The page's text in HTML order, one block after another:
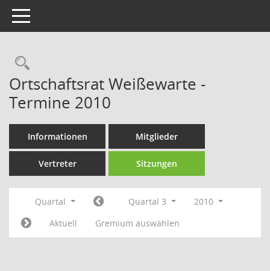
Toggle navigation
Rechercheauswahl
Ortschaftsrat Weißewarte -
Termine 2010
Informationen Mitglieder
Vertreter Sitzungen
Quartal Quartal 3
2010
Aktuell
Gremium auswählen